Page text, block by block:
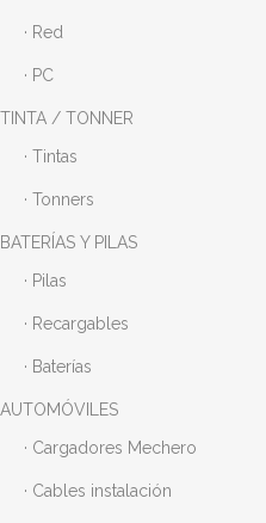
· Red
· PC
TINTA / TONNER
· Tintas
· Tonners
BATERÍAS Y PILAS
· Pilas
· Recargables
· Baterías
AUTOMÓVILES
· Cargadores Mechero
· Cables instalación